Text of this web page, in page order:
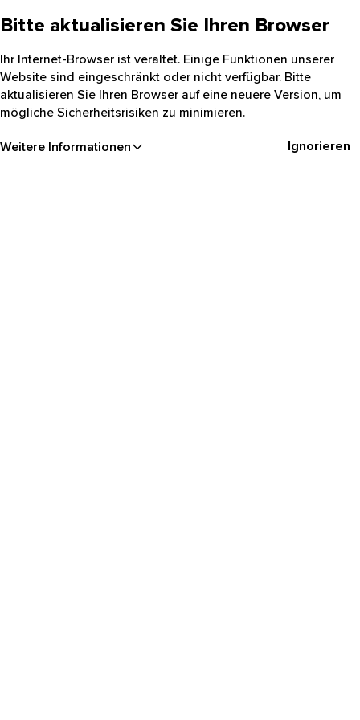
Bitte aktualisieren Sie Ihren Browser
Ihr Internet-Browser ist veraltet. Einige Funktionen unserer
Website sind eingeschränkt oder nicht verfügbar. Bitte
aktualisieren Sie Ihren Browser auf eine neuere Version, um
mögliche Sicherheitsrisiken zu minimieren.
Weitere Informationen Ignorieren